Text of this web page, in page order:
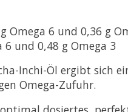
Omega 6 und 0,36 g
6 und 0,48 g Omega 3
Inchi-Öl ergibt sich
Omega-Zufuhr.